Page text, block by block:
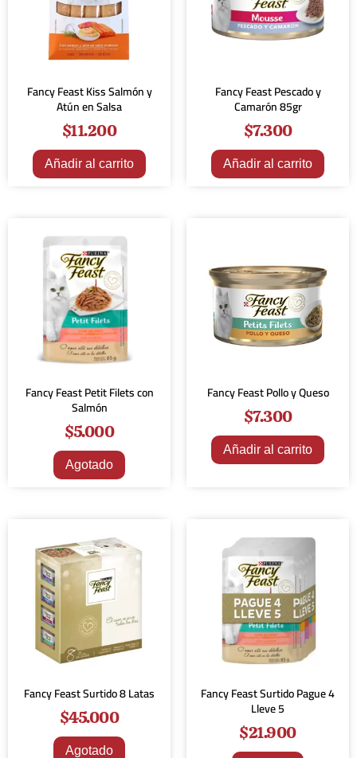
Fancy Feast Kiss Salmón y
Atún en Salsa
$11.200
Añadir al carrito
Fancy Feast Pescado y
Camarón 85gr
$7.300
Añadir al carrito
Fancy Feast Petit Filets con
Salmón
$5.000
Agotado
Fancy Feast Pollo y Queso
$7.300
Añadir al carrito
Fancy Feast Surtido 8 Latas
$45.000
Agotado
Fancy Feast Surtido Pague 4
Lleve 5
$21.900